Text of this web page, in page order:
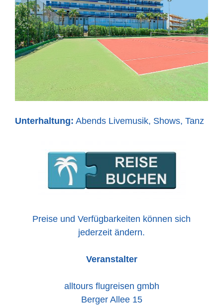
Unterhaltung: Abends Livemusik, Shows, Tanz
Preise und Verfügbarkeiten können sich
jederzeit ändern.
Veranstalter
alltours flugreisen gmbh
Berger Allee 15